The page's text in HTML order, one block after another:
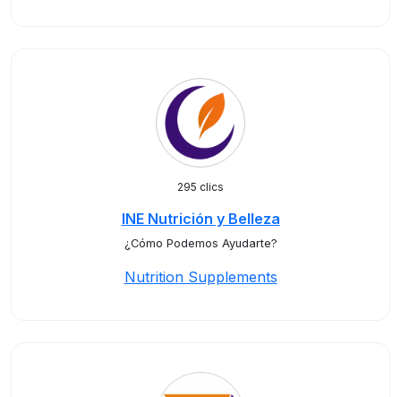
295 clics
INE Nutrición y Belleza
¿Cómo Podemos Ayudarte?
Nutrition Supplements